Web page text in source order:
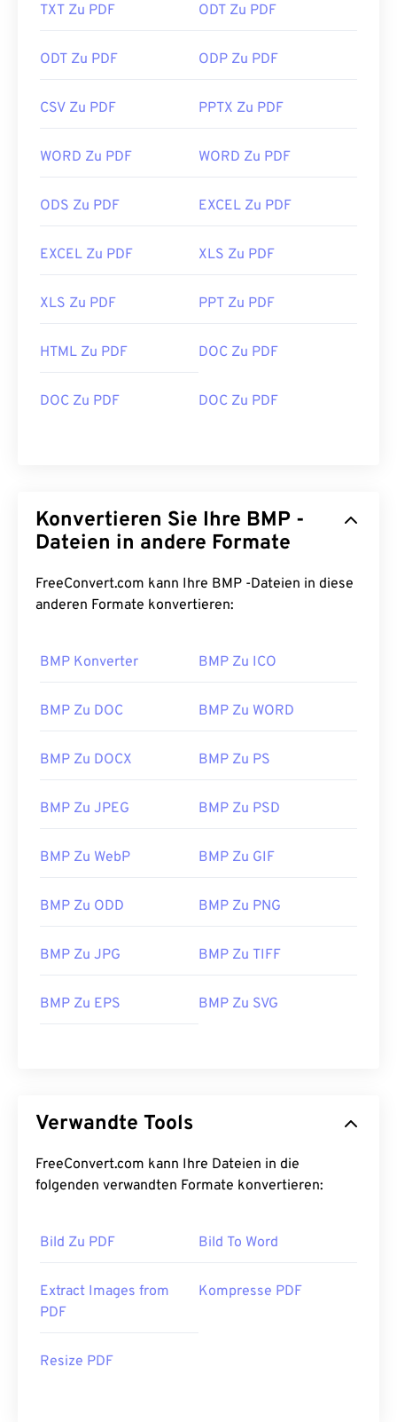
TXT Zu PDF ODT Zu PDF
ODT Zu PDF ODP Zu PDF
CSV Zu PDF PPTX Zu PDF
WORD Zu PDF WORD Zu PDF
ODS Zu PDF EXCEL Zu PDF
EXCEL Zu PDF XLS Zu PDF
XLS Zu PDF PPT Zu PDF
HTML Zu PDF DOC Zu PDF
DOC Zu PDF DOC Zu PDF
Konvertieren Sie Ihre BMP -
Dateien in andere Formate
FreeConvert.com kann Ihre BMP -Dateien in diese
anderen Formate konvertieren:
BMP Konverter BMP Zu ICO
BMP Zu DOC BMP Zu WORD
BMP Zu DOCX BMP Zu PS
BMP Zu JPEG BMP Zu PSD
BMP Zu WebP BMP Zu GIF
BMP Zu ODD BMP Zu PNG
BMP Zu JPG BMP Zu TIFF
BMP Zu EPS BMP Zu SVG
Verwandte Tools
FreeConvert.com kann Ihre Dateien in die
folgenden verwandten Formate konvertieren:
Bild Zu PDF Bild To Word
Extract Images from
PDF
Kompresse PDF
Resize PDF